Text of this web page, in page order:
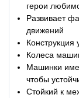
герои
Развивает
движений
Конструкция
Колеса
Машинки
чтобы
Стойкий к